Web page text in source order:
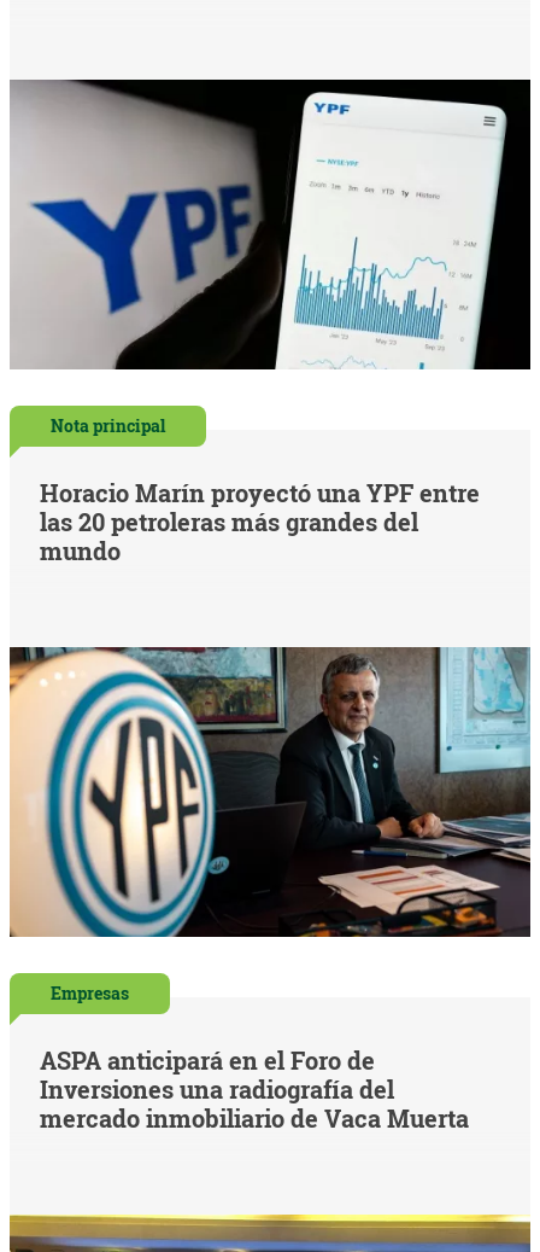
Nota principal
Horacio Marín proyectó una YPF entre
las 20 petroleras más grandes del
mundo
Empresas
ASPA anticipará en el Foro de
Inversiones una radiografía del
mercado inmobiliario de Vaca Muerta